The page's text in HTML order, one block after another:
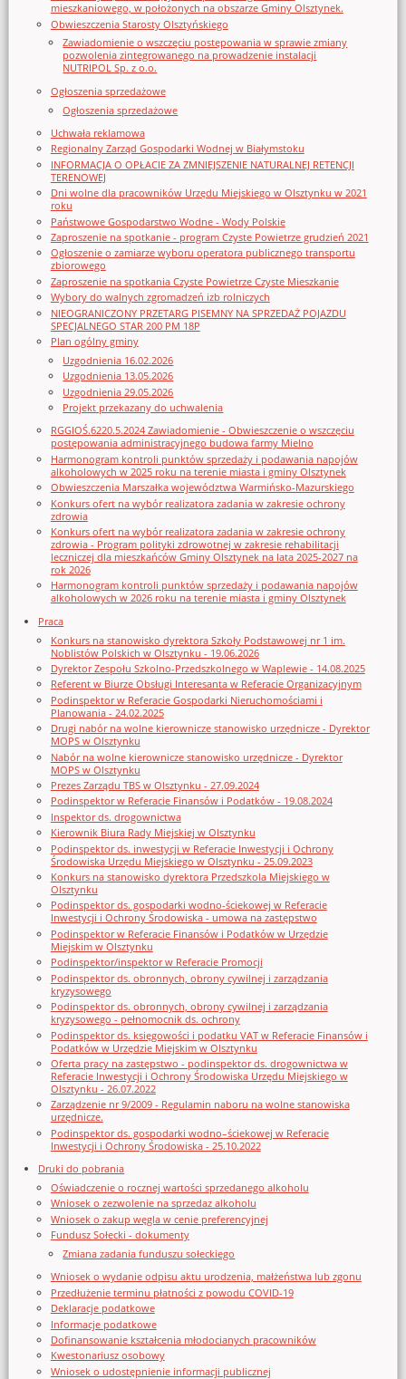
mieszkaniowego, w położonych na obszarze Gminy Olsztynek.
Obwieszczenia Starosty Olsztyńskiego
Zawiadomienie o wszczęciu postępowania w sprawie zmiany
pozwolenia zintegrowanego na prowadzenie instalacji
NUTRIPOL Sp. z o.o.
Ogłoszenia sprzedażowe
Ogłoszenia sprzedażowe
Uchwała reklamowa
Regionalny Zarząd Gospodarki Wodnej w Białymstoku
INFORMACJA O OPŁACIE ZA ZMNIEJSZENIE NATURALNEJ RETENCJI
TERENOWEJ
Dni wolne dla pracowników Urzędu Miejskiego w Olsztynku w 2021
roku
Państwowe Gospodarstwo Wodne - Wody Polskie
Zaproszenie na spotkanie - program Czyste Powietrze grudzień 2021
Ogłoszenie o zamiarze wyboru operatora publicznego transportu
zbiorowego
Zaproszenie na spotkania Czyste Powietrze Czyste Mieszkanie
Wybory do walnych zgromadzeń izb rolniczych
NIEOGRANICZONY PRZETARG PISEMNY NA SPRZEDAŻ POJAZDU
SPECJALNEGO STAR 200 PM 18P
Plan ogólny gminy
Uzgodnienia 16.02.2026
Uzgodnienia 13.05.2026
Uzgodnienia 29.05.2026
Projekt przekazany do uchwalenia
RGGIOŚ.6220.5.2024 Zawiadomienie - Obwieszczenie o wszczęciu
postępowania administracyjnego budowa farmy Mielno
Harmonogram kontroli punktów sprzedaży i podawania napojów
alkoholowych w 2025 roku na terenie miasta i gminy Olsztynek
Obwieszczenia Marszałka województwa Warmińsko-Mazurskiego
Konkurs ofert na wybór realizatora zadania w zakresie ochrony
zdrowia
Konkurs ofert na wybór realizatora zadania w zakresie ochrony
zdrowia - Program polityki zdrowotnej w zakresie rehabilitacji
leczniczej dla mieszkańców Gminy Olsztynek na lata 2025-2027 na
rok 2026
Harmonogram kontroli punktów sprzedaży i podawania napojów
alkoholowych w 2026 roku na terenie miasta i gminy Olsztynek
Praca
Konkurs na stanowisko dyrektora Szkoły Podstawowej nr 1 im.
Noblistów Polskich w Olsztynku - 19.06.2026
Dyrektor Zespołu Szkolno-Przedszkolnego w Waplewie - 14.08.2025
Referent w Biurze Obsługi Interesanta w Referacie Organizacyjnym
Podinspektor w Referacie Gospodarki Nieruchomościami i
Planowania - 24.02.2025
Drugi nabór na wolne kierownicze stanowisko urzędnicze - Dyrektor
MOPS w Olsztynku
Nabór na wolne kierownicze stanowisko urzędnicze - Dyrektor
MOPS w Olsztynku
Prezes Zarządu TBS w Olsztynku - 27.09.2024
Podinspektor w Referacie Finansów i Podatków - 19.08.2024
Inspektor ds. drogownictwa
Kierownik Biura Rady Miejskiej w Olsztynku
Podinspektor ds. inwestycji w Referacie Inwestycji i Ochrony
Środowiska Urzędu Miejskiego w Olsztynku - 25.09.2023
Konkurs na stanowisko dyrektora Przedszkola Miejskiego w
Olsztynku
Podinspektor ds. gospodarki wodno-ściekowej w Referacie
Inwestycji i Ochrony Środowiska - umowa na zastępstwo
Podinspektor w Referacie Finansów i Podatków w Urzędzie
Miejskim w Olsztynku
Podinspektor/inspektor w Referacie Promocji
Podinspektor ds. obronnych, obrony cywilnej i zarządzania
kryzysowego
Podinspektor ds. obronnych, obrony cywilnej i zarządzania
kryzysowego - pełnomocnik ds. ochrony
Podinspektor ds. księgowości i podatku VAT w Referacie Finansów i
Podatków w Urzędzie Miejskim w Olsztynku
Oferta pracy na zastępstwo - podinspektor ds. drogownictwa w
Referacie Inwestycji i Ochrony Środowiska Urzędu Miejskiego w
Olsztynku - 26.07.2022
Zarządzenie nr 9/2009 - Regulamin naboru na wolne stanowiska
urzędnicze.
Podinspektor ds. gospodarki wodno–ściekowej w Referacie
Inwestycji i Ochrony Środowiska - 25.10.2022
Druki do pobrania
Oświadczenie o rocznej wartości sprzedanego alkoholu
Wniosek o zezwolenie na sprzedaz alkoholu
Wniosek o zakup węgla w cenie preferencyjnej
Fundusz Sołecki - dokumenty
Zmiana zadania funduszu sołeckiego
Wniosek o wydanie odpisu aktu urodzenia, małżeństwa lub zgonu
Przedłużenie terminu płatności z powodu COVID-19
Deklaracje podatkowe
Informacje podatkowe
Dofinansowanie kształcenia młodocianych pracowników
Kwestonariusz osobowy
Wniosek o udostępnienie informacji publicznej